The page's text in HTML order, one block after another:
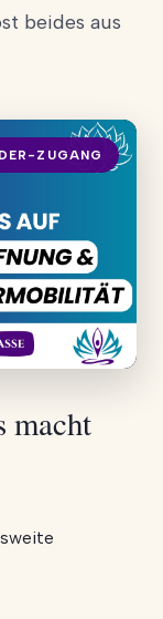
beides aus
ZUGANG
macht